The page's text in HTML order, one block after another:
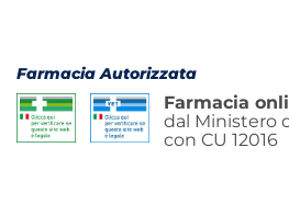
Farmacia Autorizzata
Farmacia
dal Ministero
con CU 12016